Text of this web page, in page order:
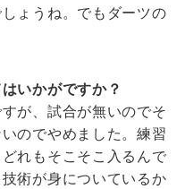
ょうね。でもダーツの
いかがですか？
が、試合が無いのでそ
のでやめました。練習
れもそこそこ入るんで
術が身についているか